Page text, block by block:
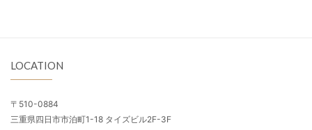
LOCATION
〒510-0884
三重県四日市市泊町1-18 タイズビル2F-3F